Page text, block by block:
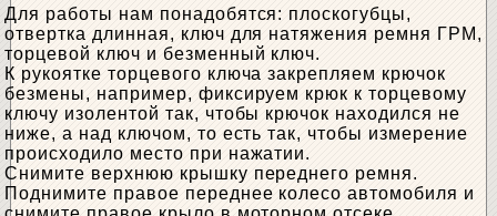
Для работы нам понадобятся: плоскогубцы,
отвертка длинная, ключ для натяжения ремня ГРМ,
торцевой ключ и безменный ключ.
К рукоятке торцевого ключа закрепляем крючок
безмены, например, фиксируем крюк к торцевому
ключу изолентой так, чтобы крючок находился не
ниже, а над ключом, то есть так, чтобы измерение
происходило место при нажатии.
Снимите верхнюю крышку переднего ремня.
Поднимите правое переднее колесо автомобиля и